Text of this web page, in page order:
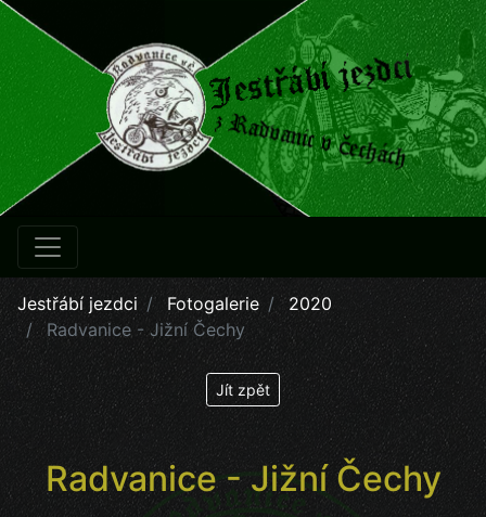
Jestřábí jezdci Fotogalerie
2020
Radvanice - Jižní Čechy
Jít zpět
Radvanice - Jižní Čechy